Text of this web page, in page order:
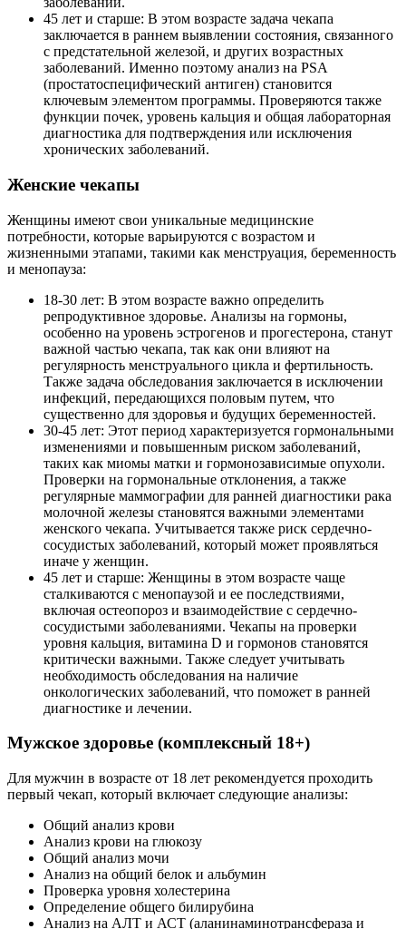
45 лет и старше: В этом возрасте задача чекапа
заключается в раннем выявлении состояния, связанного
с предстательной железой, и других возрастных
заболеваний. Именно поэтому анализ на PSA
(простатоспецифический антиген) становится
ключевым элементом программы. Проверяются также
функции почек, уровень кальция и общая лабораторная
диагностика для подтверждения или исключения
хронических заболеваний.
Женские чекапы
Женщины имеют свои уникальные медицинские
потребности, которые варьируются с возрастом и
жизненными этапами, такими как менструация, беременность
и менопауза:
18-30 лет: В этом возрасте важно определить
репродуктивное здоровье. Анализы на гормоны,
особенно на уровень эстрогенов и прогестерона, станут
важной частью чекапа, так как они влияют на
регулярность менструального цикла и фертильность.
Также задача обследования заключается в исключении
инфекций, передающихся половым путем, что
существенно для здоровья и будущих беременностей.
30-45 лет: Этот период характеризуется гормональными
изменениями и повышенным риском заболеваний,
таких как миомы матки и гормонозависимые опухоли.
Проверки на гормональные отклонения, а также
регулярные маммографии для ранней диагностики рака
молочной железы становятся важными элементами
женского чекапа. Учитывается также риск сердечно-
сосудистых заболеваний, который может проявляться
иначе у женщин.
45 лет и старше: Женщины в этом возрасте чаще
сталкиваются с менопаузой и ее последствиями,
включая остеопороз и взаимодействие с сердечно-
сосудистыми заболеваниями. Чекапы на проверки
уровня кальция, витамина D и гормонов становятся
критически важными. Также следует учитывать
необходимость обследования на наличие
онкологических заболеваний, что поможет в ранней
диагностике и лечении.
Мужское здоровье (комплексный 18+)
Для мужчин в возрасте от 18 лет рекомендуется проходить
первый чекап, который включает следующие анализы:
Общий анализ крови
Анализ крови на глюкозу
Общий анализ мочи
Анализ на общий белок и альбумин
Проверка уровня холестерина
Определение общего билирубина
Анализ на АЛТ и АСТ (аланинаминотрансфераза и